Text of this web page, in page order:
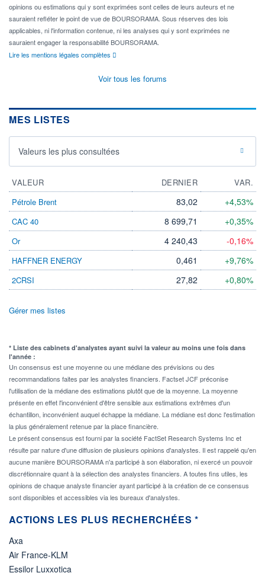
opinions ou estimations qui y sont exprimées sont celles de leurs auteurs et ne
sauraient refléter le point de vue de BOURSORAMA. Sous réserves des lois
applicables, ni l'information contenue, ni les analyses qui y sont exprimées ne
sauraient engager la responsabilité BOURSORAMA.
Lire les mentions légales complètes
Voir tous les forums
MES LISTES
Valeurs les plus consultées
VALEUR DERNIER
VAR.
Pétrole Brent
83,02 +4,53%
CAC 40 8 699,71 +0,35%
Or 4 240,43 -0,16%
HAFFNER ENERGY 0,461 +9,76%
2CRSI 27,82 +0,80%
Gérer mes listes
* Liste des cabinets d'analystes ayant suivi la valeur au moins une fois dans
l'année :
Un consensus est une moyenne ou une médiane des prévisions ou des
recommandations faites par les analystes financiers. Factset JCF préconise
l'utilisation de la médiane des estimations plutôt que de la moyenne. La moyenne
présente en effet l'inconvénient d'être sensible aux estimations extrêmes d'un
échantillon, inconvénient auquel échappe la médiane. La médiane est donc l'estimation
la plus généralement retenue par la place financière.
Le présent consensus est fourni par la société FactSet Research Systems Inc et
résulte par nature d'une diffusion de plusieurs opinions d'analystes. Il est rappelé qu'en
aucune manière BOURSORAMA n'a participé à son élaboration, ni exercé un pouvoir
discrétionnaire quant à la sélection des analystes financiers. A toutes fins utiles, les
opinions de chaque analyste financier ayant participé à la création de ce consensus
sont disponibles et accessibles via les bureaux d'analystes.
ACTIONS LES PLUS RECHERCHÉES *
Axa
Air France-KLM
Essilor Luxxotica